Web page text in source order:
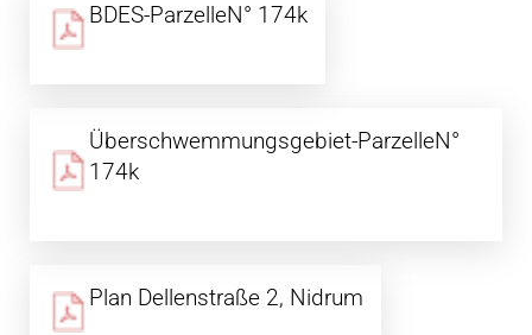
BDES-ParzelleN° 174k
Überschwemmungsgebiet-ParzelleN°
174k
Plan Dellenstraße 2, Nidrum